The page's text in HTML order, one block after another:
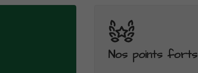
Nos points forts